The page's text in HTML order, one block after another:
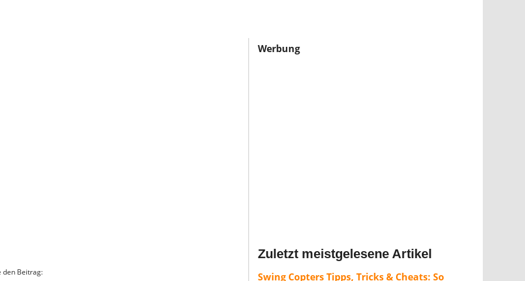
den Beitrag:
Werbung
Zuletzt meistgelesene Artikel
Swing Copters Tipps, Tricks & Cheats: So